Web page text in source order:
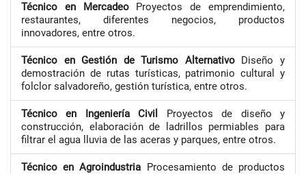
Técnico en MercadeoProyectos de emprendimiento,
restaurantes, diferentes negocios, productos
innovadores, entre otros.
Técnico en Gestión de Turismo Alternativo Diseño y
demostración de rutas turísticas, patrimonio cultural y
folclor salvadoreño, gestión turística, entre otros.
Técnico en Ingeniería Civil
Proyectos de diseño y
construcción, elaboración de ladrillos permiables para
filtrar el agua lluvia de las aceras y parques, entre otros.
Técnico en Agroindustria Procesamiento de productos